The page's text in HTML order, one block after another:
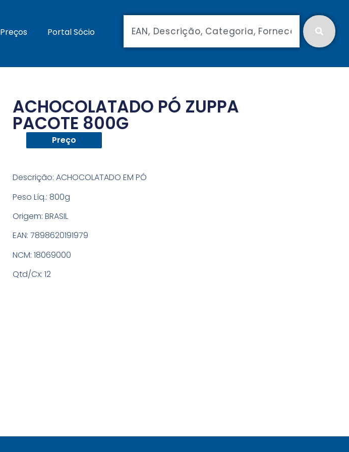
Preços Portal Sócio
ACHOCOLATADO PÓ ZUPPA
PACOTE 800G
Preço
Descrição: ACHOCOLATADO EM PÓ
Peso Líq.: 800g
Origem:BRASIL
EAN: 7898620191979
NCM: 18069000
Qtd/Cx: 12